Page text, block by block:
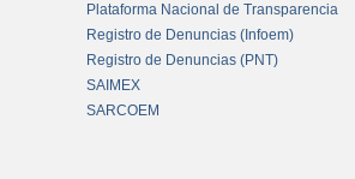
Plataforma Nacional de Transparencia
Registro de Denuncias (Infoem)
Registro de Denuncias (PNT)
SAIMEX
SARCOEM